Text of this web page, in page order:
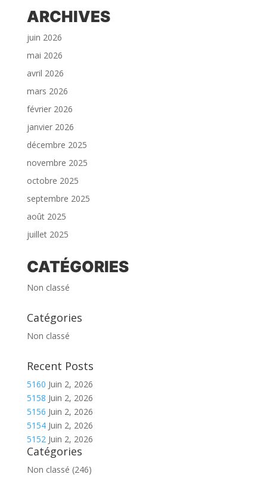
ARCHIVES
juin 2026
mai 2026
avril 2026
mars 2026
février 2026
janvier 2026
décembre 2025
novembre 2025
octobre 2025
septembre 2025
août 2025
juillet 2025
CATÉGORIES
Non classé
Catégories
Non classé
Recent Posts
5160 Juin 2, 2026
5158 Juin 2, 2026
5156 Juin 2, 2026
5154 Juin 2, 2026
5152 Juin 2, 2026
Catégories
Non classé (246)